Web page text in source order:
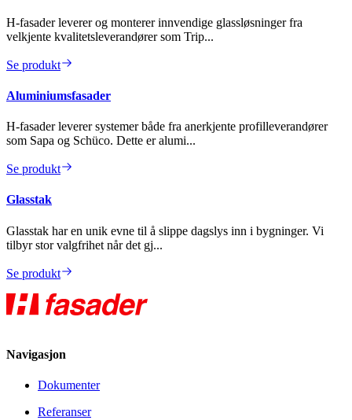
H-fasader leverer og monterer innvendige glassløsninger fra
velkjente kvalitetsleverandører som Trip...
Se produkt
Aluminiumsfasader
H-fasader leverer systemer både fra anerkjente profilleverandører
som Sapa og Schüco. Dette er alumi...
Se produkt
Glasstak
Glasstak har en unik evne til å slippe dagslys inn i bygninger. Vi
tilbyr stor valgfrihet når det gj...
Se produkt
Navigasjon
Dokumenter
Referanser